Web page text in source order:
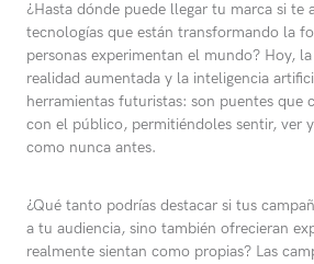
¿Hasta dónde puede llegar tu marca si te
tecnologías que están transformando la
personas experimentan el mundo? Hoy,
realidad aumentada y la inteligencia
herramientas futuristas: son puentes que
con el público, permitiéndoles sentir, ver
como nunca antes.
¿Qué tanto podrías destacar si tus
a tu audiencia, sino también ofrecieran
realmente sientan como propias? Las